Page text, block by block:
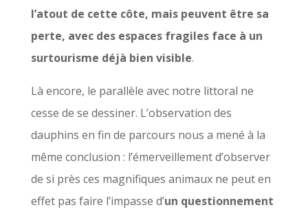
l’atout de cette côte, mais peuvent être sa
perte, avec des espaces fragiles face à un
surtourisme déjà bien visible.
Là encore, le parallèle avec notre littoral ne
cesse de se dessiner. L’observation des
dauphins en fin de parcours nous a mené à la
même conclusion : l’émerveillement d’observer
de si près ces magnifiques animaux ne peut en
effet pas faire l’impasse d’un questionnement